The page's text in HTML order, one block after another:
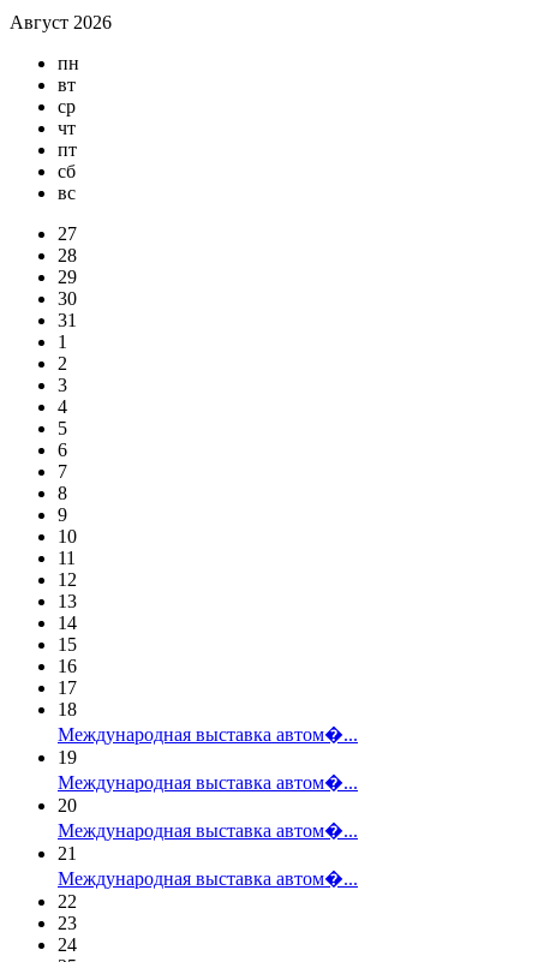
Август 2026
пн
вт
ср
чт
пт
сб
вс
27
28
29
30
31
1
2
3
4
5
6
7
8
9
10
11
12
13
14
15
16
17
18
Международная выставка автом�...
19
Международная выставка автом�...
20
Международная выставка автом�...
21
Международная выставка автом�...
22
23
24